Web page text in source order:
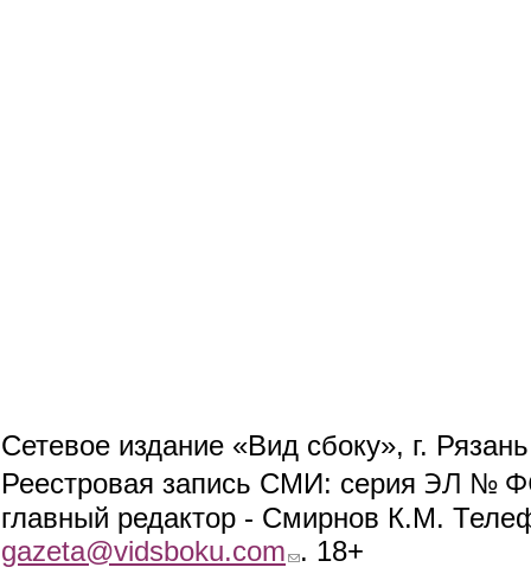
Сетевое издание «Вид сбоку», г.
Реестровая запись СМИ: серия ЭЛ №
главный редактор - Смирнов К.М.
gazeta@vidsboku.com (link sends e-mail)
. 18+